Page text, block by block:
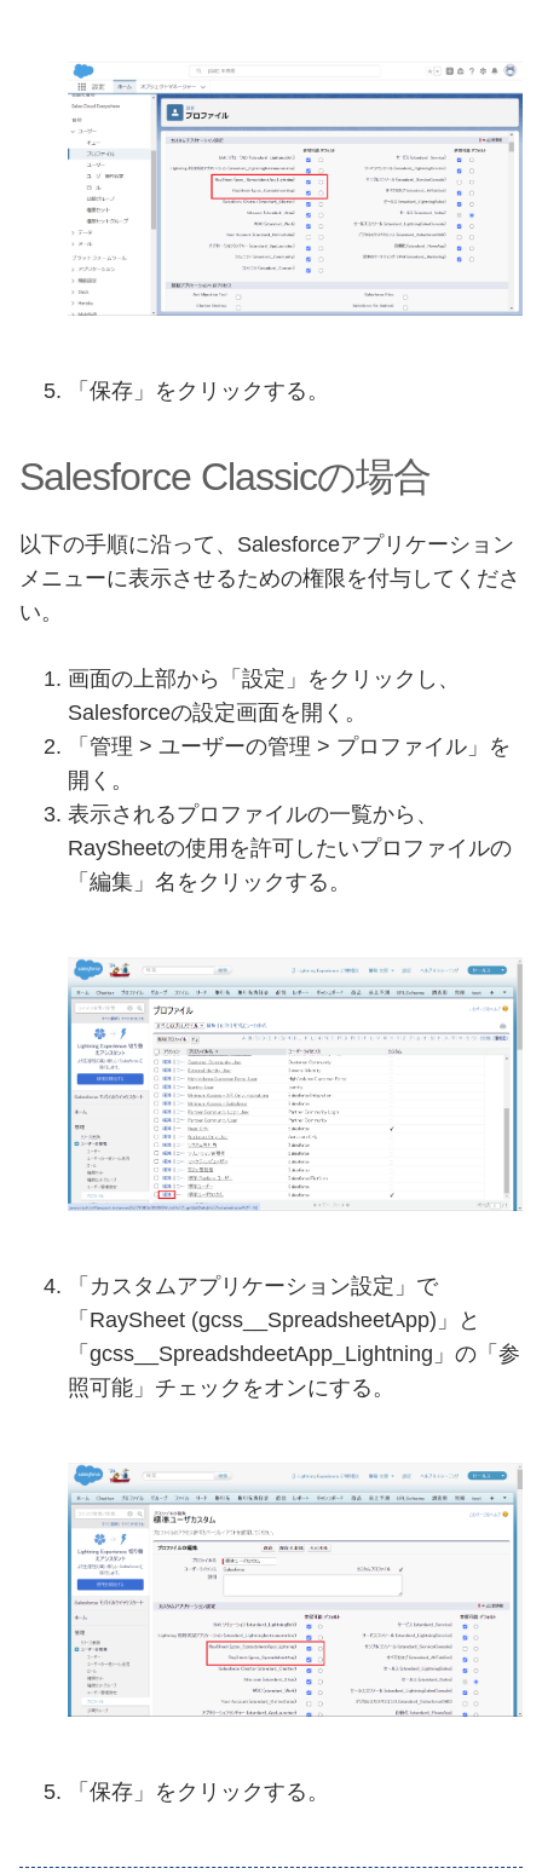
「保存」をクリックする。
Salesforce Classicの場合
以下の手順に沿って、Salesforceアプリケーション
メニューに表示させるための権限を付与してくださ
い。
画面の上部から「設定」をクリックし、
Salesforceの設定画面を開く。
「管理 > ユーザーの管理 > プロファイル」を
開く。
表示されるプロファイルの一覧から、
RaySheetの使用を許可したいプロファイルの
「編集」名をクリックする。
「カスタムアプリケーション設定」で
「RaySheet (gcss__SpreadsheetApp)」と
「gcss__SpreadshdeetApp_Lightning」の「参
照可能」チェックをオンにする。
「保存」をクリックする。